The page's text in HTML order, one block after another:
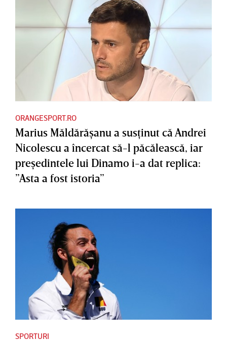
ORANGESPORT.RO
Marius Măldărăşanu a susţinut că Andrei
Nicolescu a încercat să-l păcălească, iar
preşedintele lui Dinamo i-a dat replica:
”Asta a fost istoria”
SPORTURI